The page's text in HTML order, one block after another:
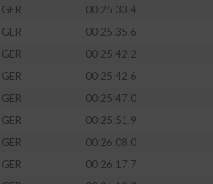
GER
00:25:33.4
GER
00:25:35.6
GER
00:25:42.2
GER
00:25:42.6
GER
00:25:47.0
GER
00:25:51.9
GER
00:26:08.0
GER
00:26:17.7